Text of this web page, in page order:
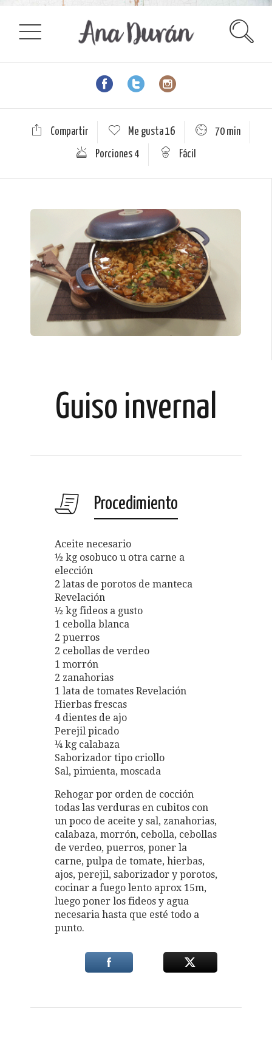
Compartir Me gusta16 70 min
Porciones 4 Fácil
Guiso invernal
Procedimiento
Aceite necesario
½ kg osobuco u otra carne a
elección
2 latas de porotos de manteca
Revelación
½ kg fideos a gusto
1 cebolla blanca
2 puerros
2 cebollas de verdeo
1 morrón
2 zanahorias
1 lata de tomates Revelación
Hierbas frescas
4 dientes de ajo
Perejil picado
¼ kg calabaza
Saborizador tipo criollo
Sal, pimienta, moscada
Rehogar por orden de cocción
todas las verduras en cubitos con
un poco de aceite y sal, zanahorias,
calabaza, morrón, cebolla, cebollas
de verdeo, puerros, poner la
carne, pulpa de tomate, hierbas,
ajos, perejil, saborizador y porotos,
cocinar a fuego lento aprox 15m,
luego poner los fideos y agua
necesaria hasta que esté todo a
punto.